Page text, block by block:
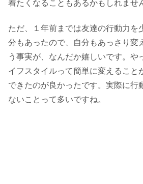
着たくなることもあるかもしれませ
ただ、１年前までは友達の行動力を
分もあったので、自分もあっさり変
う事実が、なんだか嬉しいです。や
イフスタイルって簡単に変えること
できたのが良かったです。実際に行
ないことって多いですね。